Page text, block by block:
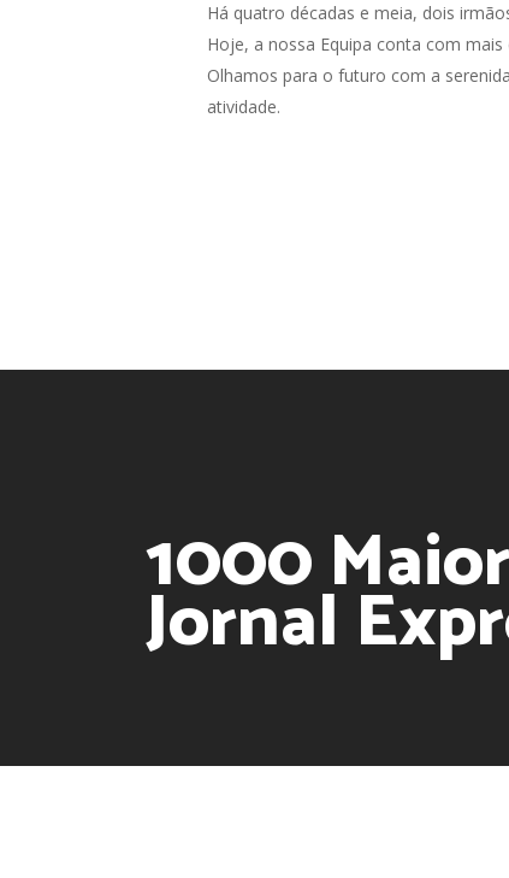
Há quatro décadas e meia, dois
Hoje, a nossa Equipa conta com
Olhamos para o futuro com a
atividade.
1000
Jornal